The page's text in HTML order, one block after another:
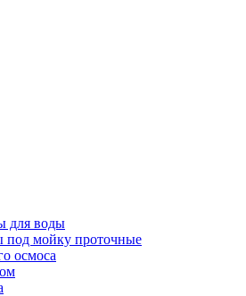
для воды
под мойку проточные
осмоса